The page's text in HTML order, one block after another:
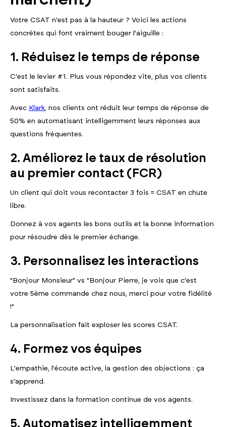
Votre CSAT n'est pas à la hauteur ? Voici les actions
concrètes qui font vraiment bouger l'aiguille :
1. Réduisez le temps de réponse
C'est le levier #1. Plus vous répondez vite, plus vos clients
sont satisfaits.
Avec Klark, nos clients ont réduit leur temps de réponse de
50% en automatisant intelligemment leurs réponses aux
questions fréquentes.
2. Améliorez le taux de résolution
au premier contact (FCR)
Un client qui doit vous recontacter 3 fois = CSAT en chute
libre.
Donnez à vos agents les bons outils et la bonne information
pour résoudre dès le premier échange.
3. Personnalisez les interactions
"Bonjour Monsieur" vs "Bonjour Pierre, je vois que c'est
votre 5ème commande chez nous, merci pour votre fidélité
!"
La personnalisation fait exploser les scores CSAT.
4. Formez vos équipes
L'empathie, l'écoute active, la gestion des objections : ça
s'apprend.
Investissez dans la formation continue de vos agents.
5. Automatisez intelligemment